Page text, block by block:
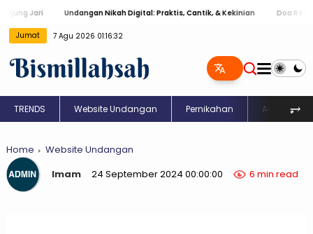
Undangan Nikah Digital: Praktis, Cantik, & Kekinian Doa Restu:
Jumat 7 Agu 2026 01:16:33
TRENDS Website Undangan Pernikahan Aqiqah⥅
Home
Website Undangan
Imam
24 September 2024 00:00:00 6 min read